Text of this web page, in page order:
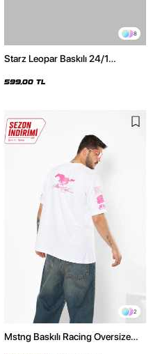
8
Starz Leopar Baskılı 24/1
599,00 TL
2
Mstng Baskılı Racing Oversize